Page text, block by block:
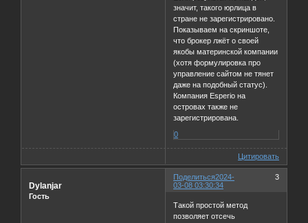
значит, такого юрлица в
стране не зарегистрировано.
Показываем на скриншоте,
что брокер лжёт о своей
якобы материнской компании
(хотя формулировка про
управление сайтом не тянет
даже на подобный статус).
Компания Esperio на
островах также не
зарегистрирована.
0
Цитировать
Поделиться 3
2024-
03-08 03:30:34
Dylanjar
Гость
Такой простой метод
позволяет отсечь